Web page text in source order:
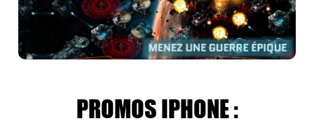
PROMOS IPHONE :